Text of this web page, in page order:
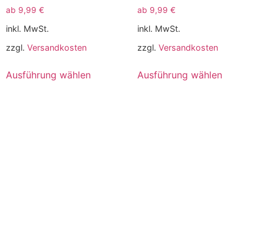
ab 9,99 €
inkl. MwSt.
zzgl. Versandkosten
Ausführung wählen
ab 9,99 €
inkl. MwSt.
zzgl. Versandkosten
Ausführung wählen